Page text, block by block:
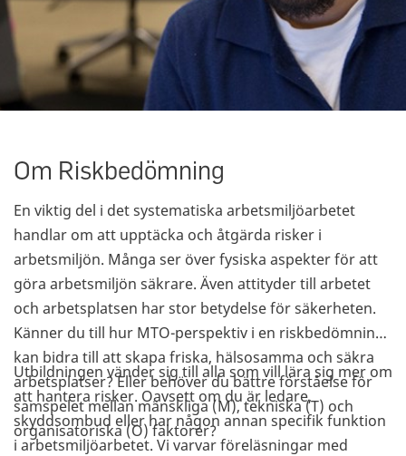
Om Riskbedömning
En viktig del i det systematiska arbetsmiljöarbetet
handlar om att upptäcka och åtgärda risker i
arbetsmiljön. Många ser över fysiska aspekter för att
göra arbetsmiljön säkrare. Även attityder till arbetet
och arbetsplatsen har stor betydelse för säkerheten.
Känner du till hur MTO-perspektiv i en riskbedömning
kan bidra till att skapa friska, hälsosamma och säkra
arbetsplatser? Eller behöver du bättre förståelse för
samspelet mellan mänskliga (M), tekniska (T) och
organisatoriska (O) faktorer?
Utbildningen vänder sig till alla som vill lära sig mer om
att hantera risker. Oavsett om du är ledare,
skyddsombud eller har någon annan specifik funktion
i arbetsmiljöarbetet. Vi varvar föreläsningar med